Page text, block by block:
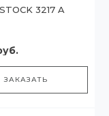
3217 A
ЗАКАЗАТЬ